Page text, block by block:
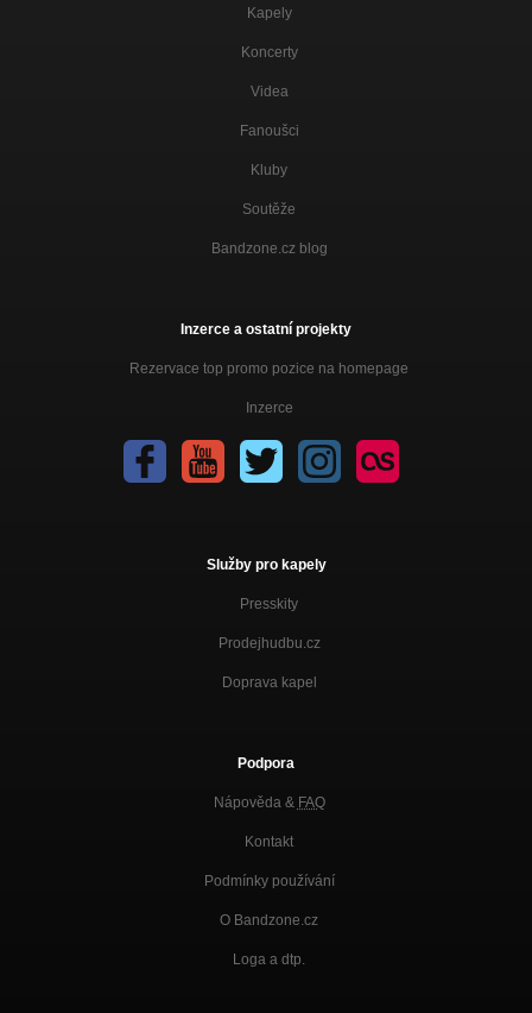
Kapely
Koncerty
Videa
Fanoušci
Kluby
Soutěže
Bandzone.cz blog
Inzerce a ostatní projekty
Rezervace top promo pozice na homepage
Inzerce
Služby pro kapely
Presskity
Prodejhudbu.cz
Doprava kapel
Podpora
Nápověda & FAQ
Kontakt
Podmínky používání
O Bandzone.cz
Loga a dtp.